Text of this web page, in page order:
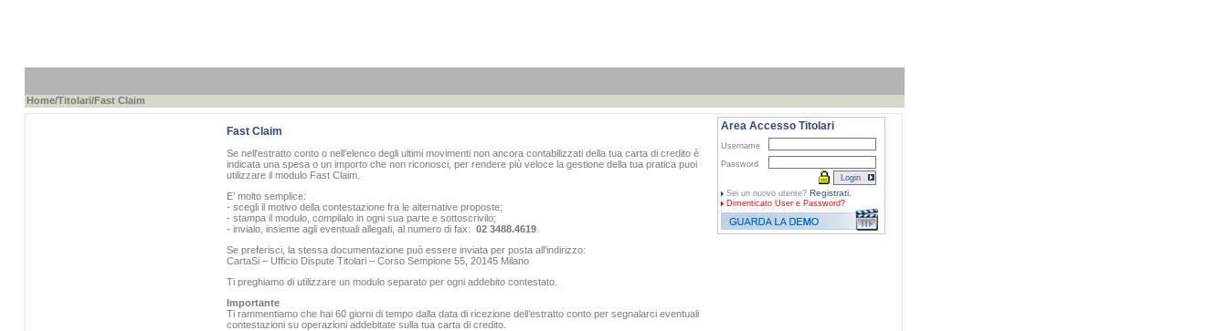
Home/Titolari/Fast Claim
Fast Claim
Se nell'estratto conto o nell’elenco degli ultimi movimenti non ancora contabilizzati della tua carta di credito è
indicata una spesa o un importo che non riconosci, per rendere più veloce la gestione della tua pratica puoi
utilizzare il modulo Fast Claim.
E’ molto semplice:
- scegli il motivo della contestazione fra le alternative proposte;
- stampa il modulo, compilalo in ogni sua parte e sottoscrivilo;
- invialo, insieme agli eventuali allegati, al numero di fax: 02 3488.4619.
Se preferisci, la stessa documentazione può essere inviata per posta all'indirizzo:
CartaSi – Ufficio Dispute Titolari – Corso Sempione 55, 20145 Milano
Ti preghiamo di utilizzare un modulo separato per ogni addebito contestato.
Importante
Ti rammentiamo che hai 60 giorni di tempo dalla data di ricezione dell’estratto conto per segnalarci eventuali
contestazioni su operazioni addebitate sulla tua carta di credito.
Area Accesso Titolari
Username
Password
Sei un nuovo utente? Registrati.
Dimenticato User e Password?